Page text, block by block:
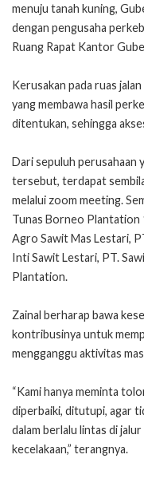
menuju tanah kuning,
dengan pengusaha
Ruang Rapat Kantor
Kerusakan pada ruas
yang membawa hasil
ditentukan, sehingga
Dari sepuluh perusahaan
tersebut, terdapat
melalui zoom meeting.
Tunas Borneo Plantation
Agro Sawit Mas Lestari,
Inti Sawit Lestari, PT.
Plantation.
Zainal berharap bawa
kontribusinya untuk
mengganggu aktivitas
“Kami hanya meminta
diperbaiki, ditutupi, agar
dalam berlalu lintas di
kecelakaan,” terangnya.